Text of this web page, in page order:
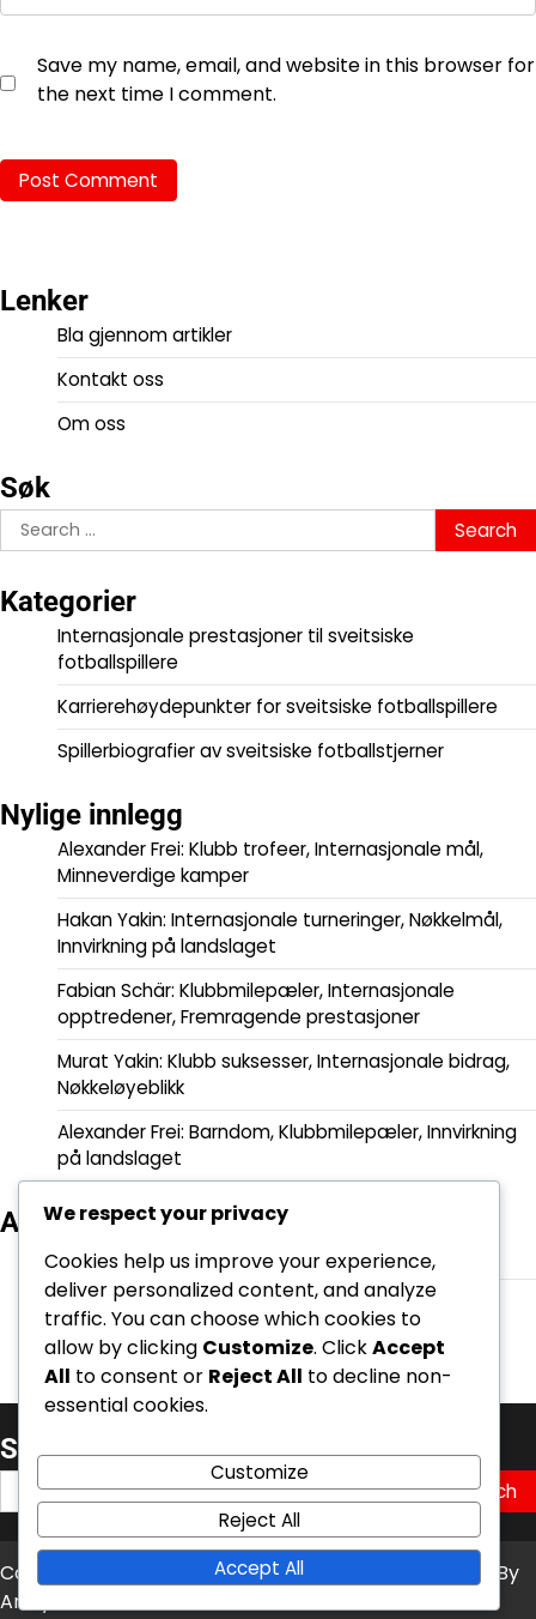
Save my name, email, and website in this browser for
the next time I comment.
Lenker
Bla gjennom artikler
Kontakt oss
Om oss
Søk
Search
for:
Kategorier
Internasjonale prestasjoner til sveitsiske
fotballspillere
Karrierehøydepunkter for sveitsiske fotballspillere
Spillerbiografier av sveitsiske fotballstjerner
Nylige innlegg
Alexander Frei: Klubb trofeer, Internasjonale mål,
Minneverdige kamper
Hakan Yakin: Internasjonale turneringer, Nøkkelmål,
Innvirkning på landslaget
Fabian Schär: Klubbmilepæler, Internasjonale
opptredener, Fremragende prestasjoner
Murat Yakin: Klubb suksesser, Internasjonale bidrag,
Nøkkeløyeblikk
Alexander Frei: Barndom, Klubbmilepæler, Innvirkning
på landslaget
Arkiv
March 2026
February 2026
Søk
Search
for:
Copyright © 2026 kambasoft.com
Theme: News Bite By
Artify Themes
We respect your privacy
Cookies help us improve your experience,
deliver personalized content, and analyze
traffic. You can choose which cookies to
allow by clicking Customize. ClickAccept
All to consent or Reject All to decline non-
essential cookies.
Customize
Reject All
Accept All